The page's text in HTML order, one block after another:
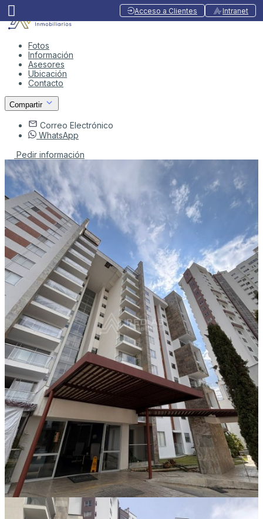
Acceso a Clientes Intranet
Fotos
Información
Asesores
Ubicación
Contacto
Compartir
Correo Electrónico
WhatsApp
Pedir información